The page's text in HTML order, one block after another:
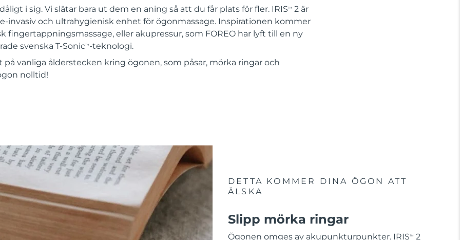
i sig. Vi slätar bara ut dem en aning så att du får plats för fler. IRISTM
2 är
invasiv och ultrahygienisk enhet för ögonmassage. Inspirationen kommer
fingertappningsmassage, eller akupressur, som FOREO har lyft till en ny
svenska T-SonicTM -teknologi.
på vanliga ålderstecken kring ögonen, som påsar, mörka ringar och
nolltid!
DETTA KOMMER DINA ÖGON ATT
ÄLSKA
Slipp mörka ringar
Ögonen omges av akupunkturpunkter. IRISTM 2